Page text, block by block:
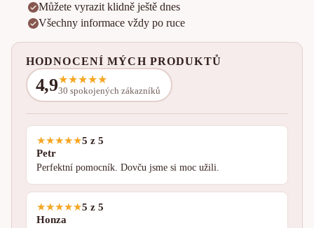
Můžete vyrazit klidně ještě dnes
Všechny informace vždy po ruce
HODNOCENÍ MÝCH PRODUKTŮ
4,9★★★★★
30 spokojených zákazníků
★★★★★5 z 5
Petr
Perfektní pomocník. Dovču jsme si moc užili.
★★★★★5 z 5
Honza